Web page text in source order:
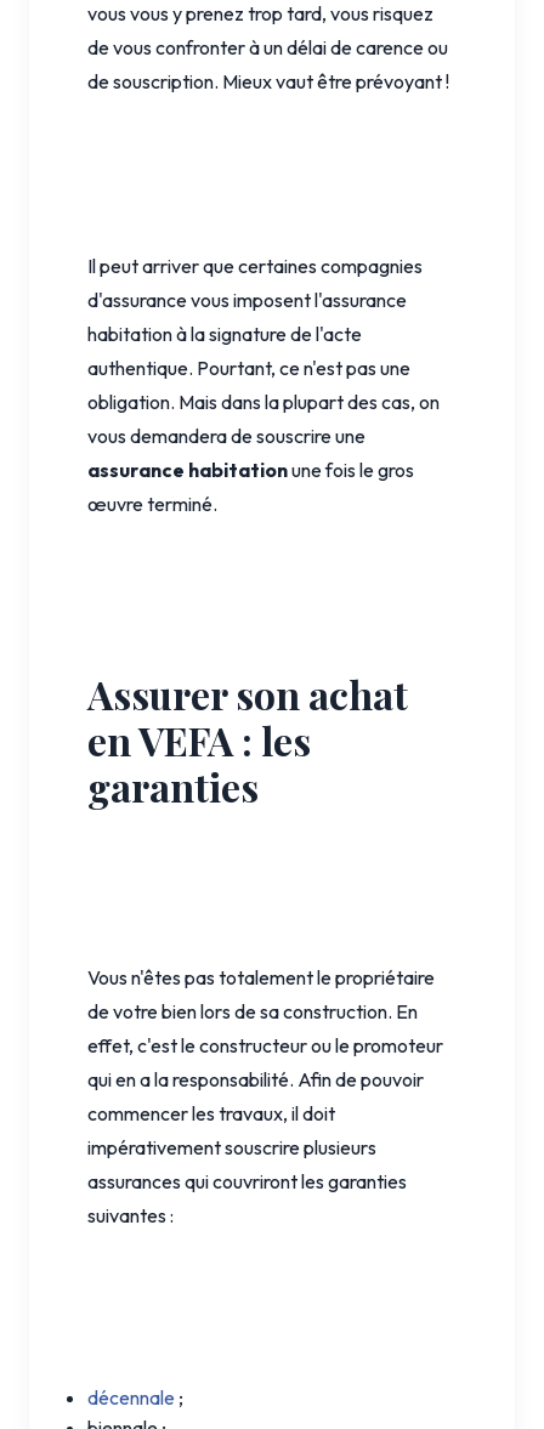
vous vous y prenez trop tard, vous risquez
de vous confronter à un délai de carence ou
de souscription. Mieux vaut être prévoyant !
Il peut arriver que certaines compagnies
d'assurance vous imposent l'assurance
habitation à la signature de l'acte
authentique. Pourtant, ce n'est pas une
obligation. Mais dans la plupart des cas, on
vous demandera de souscrire une
assurance habitationune fois le gros
œuvre terminé.
Assurer son achat
en VEFA : les
garanties
Vous n'êtes pas totalement le propriétaire
de votre bien lors de sa construction. En
effet, c'est le constructeur ou le promoteur
qui en a la responsabilité. Afin de pouvoir
commencer les travaux, il doit
impérativement souscrire plusieurs
assurances qui couvriront les garanties
suivantes :
décennale ;